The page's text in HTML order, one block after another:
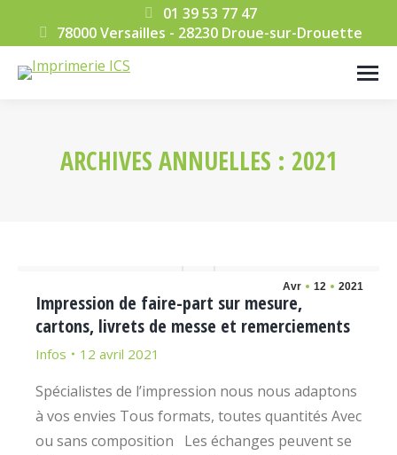
01 39 53 77 47
78000 Versailles - 28230 Droue-sur-Drouette
ARCHIVES ANNUELLES : 2021
Avr 12 2021
Impression de faire-part sur mesure,
cartons, livrets de messe et remerciements
Infos 12 avril 2021
Spécialistes de l’impression nous nous adaptons
à vos envies Tous formats, toutes quantités Avec
ou sans composition Les échanges peuvent se